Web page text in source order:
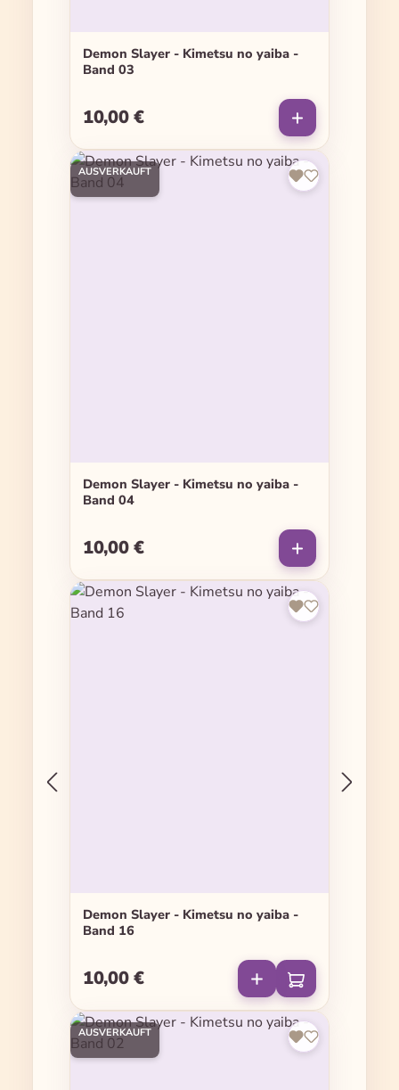
Demon Slayer - Kimetsu no yaiba -
Band 03
Regulärer Preis:
10,00 €
AUSVERKAUFT
Demon Slayer - Kimetsu no yaiba -
Band 04
Regulärer Preis:
10,00 €
Demon Slayer - Kimetsu no yaiba -
Band 16
Regulärer Preis:
10,00 €
AUSVERKAUFT